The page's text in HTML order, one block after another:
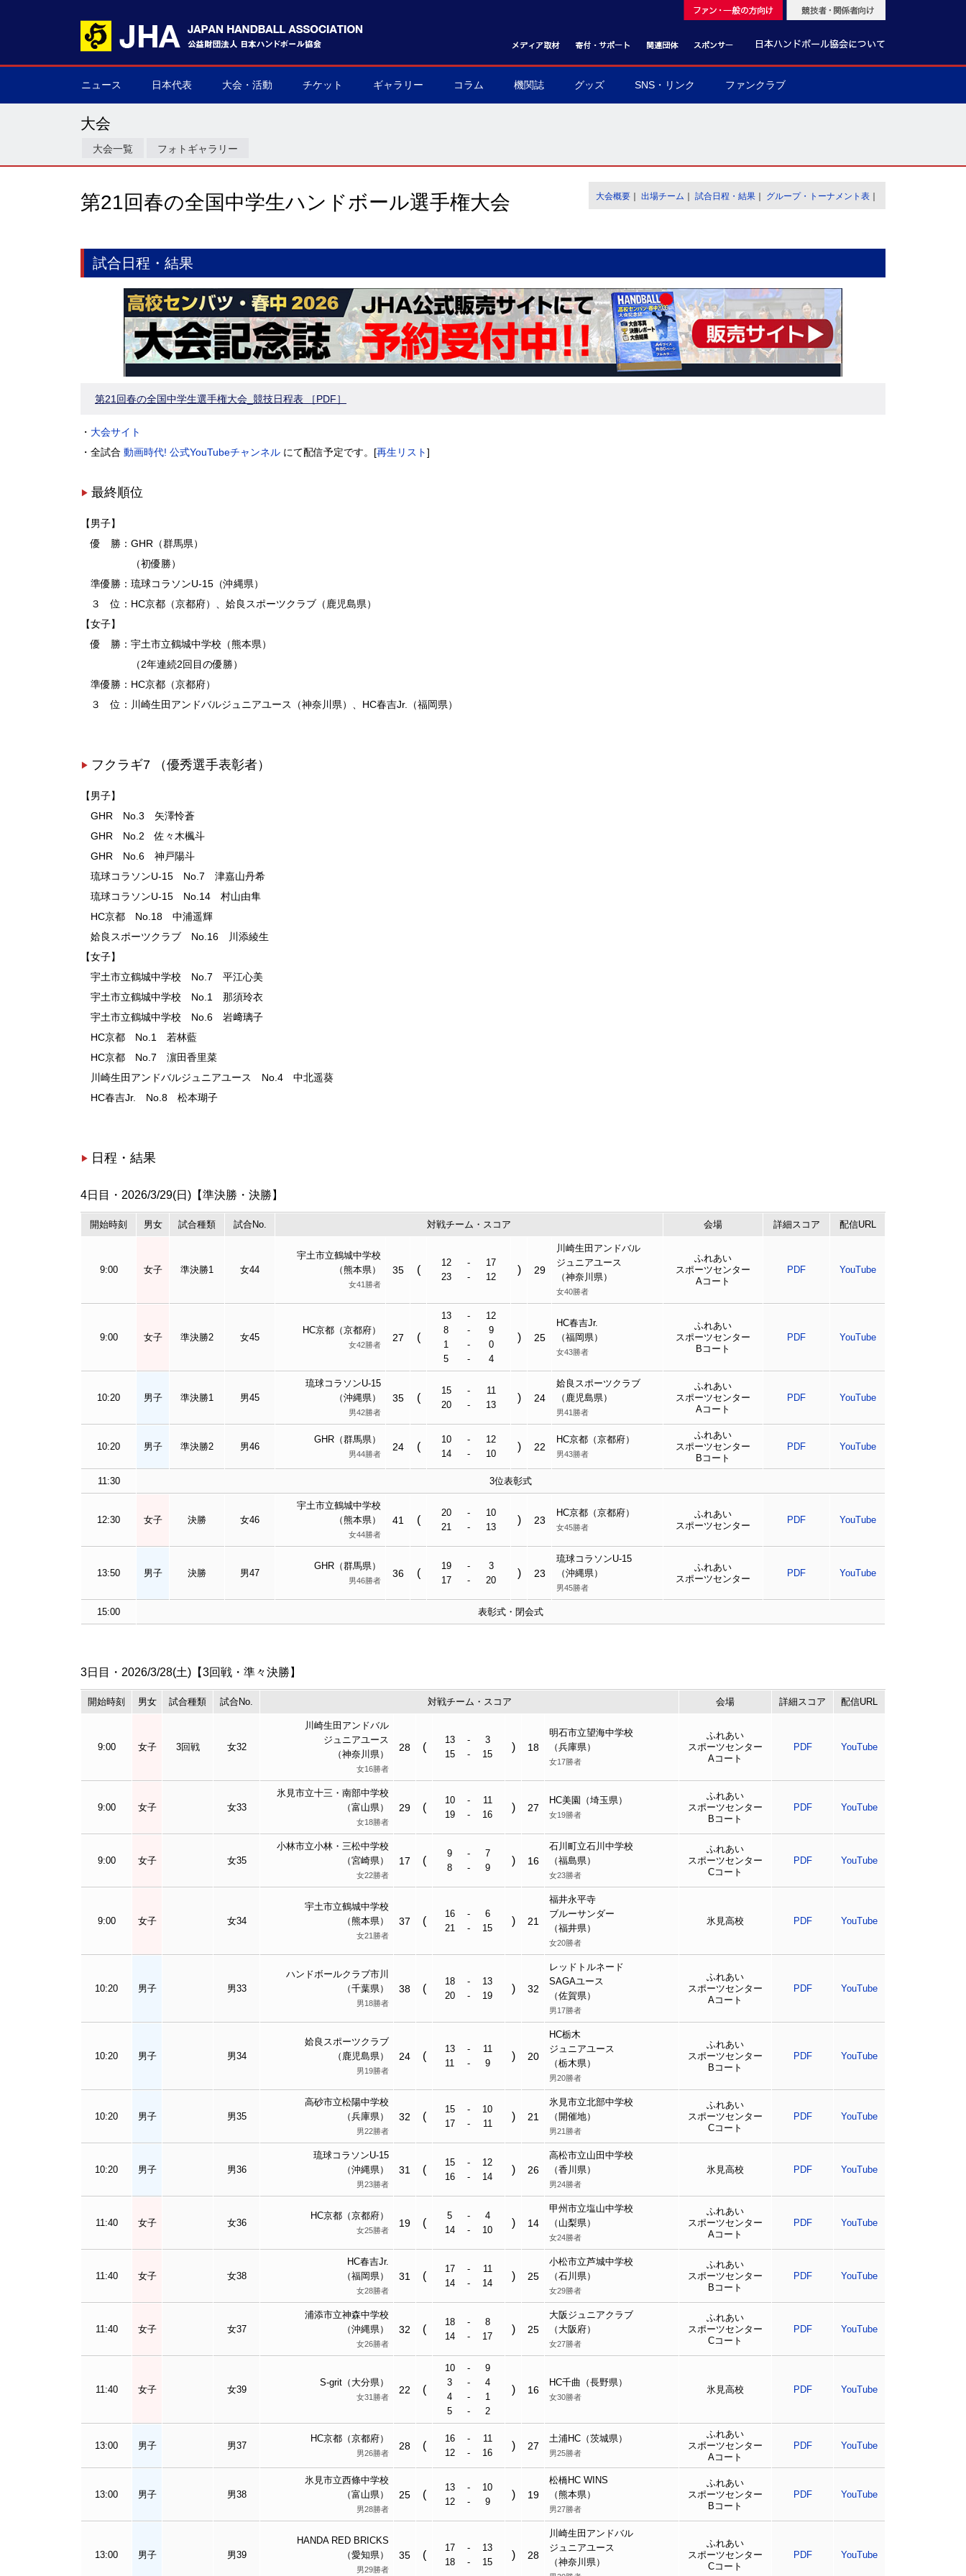
ニュース 日本代表 大会・活動 チケット ギャラリー コラム 機関誌 グッズ SNS・リンク ファンクラブ
大会
大会一覧 フォトギャラリー
大会概要 出場チーム 試合日程・結果 グループ・トーナメント表
第21回春の全国中学生ハンドボール選手権大会
試合日程・結果
第21回春の全国中学生選手権大会_競技日程表 ［PDF］
・ 大会サイト
・全試合 動画時代! 公式YouTubeチャンネル にて配信予定です。[再生リスト]
最終順位
【男子】
優 勝：GHR（群馬県）
（初優勝）
準優勝：琉球コラソンU-15（沖縄県）
３ 位：HC京都（京都府）、姶良スポーツクラブ（鹿児島県）
【女子】
優 勝：宇土市立鶴城中学校（熊本県）
（2年連続2回目の優勝）
準優勝：HC京都（京都府）
３ 位：川崎生田アンドバルジュニアユース（神奈川県）、HC春吉Jr.（福岡県）
フクラギ7 （優秀選手表彰者）
【男子】
GHR No.3 矢澤怜蒼
GHR No.2 佐々木楓斗
GHR No.6 神戸陽斗
琉球コラソンU-15 No.7 津嘉山丹希
琉球コラソンU-15 No.14 村山由隼
HC京都 No.18 中浦遥輝
姶良スポーツクラブ No.16 川添綾生
【女子】
宇土市立鶴城中学校 No.7 平江心美
宇土市立鶴城中学校 No.1 那須玲衣
宇土市立鶴城中学校 No.6 岩﨑璃子
HC京都 No.1 若林藍
HC京都 No.7 濵田香里菜
川崎生田アンドバルジュニアユース No.4 中北遥葵
HC春吉Jr. No.8 松本瑚子
日程・結果
4日目・2026/3/29(日)【準決勝・決勝】
開始時刻 男女 試合種類 試合No. 対戦チーム・スコア 会場 詳細 スコア 配信URL
9:00 女子 準決勝1 女44
宇土市立鶴城中学校
（熊本県）
女41勝者
35 (
12 -
17
23
- 12
) 29
川崎生田アンドバル
ジュニアユース
（神奈川県）
女40勝者
ふれあい
スポーツセンター
Aコート
PDF YouTube
9:00 女子 準決勝2 女45
HC京都（京都府）
女42勝者
27 (
13 -
12
8
-
9
1
-
0
5
- 4
) 25
HC春吉Jr.
（福岡県）
女43勝者
ふれあい
スポーツセンター
Bコート
PDF YouTube
10:20 男子 準決勝1 男45
琉球コラソンU-15
（沖縄県）
男42勝者
35 (
15 -
11
20
- 13
) 24
姶良スポーツクラブ
（鹿児島県）
男41勝者
ふれあい
スポーツセンター
Aコート
PDF YouTube
10:20 男子 準決勝2 男46
GHR（群馬県）
男44勝者
24 (
10 -
12
14
- 10
) 22
HC京都（京都府）
男43勝者
ふれあい
スポーツセンター
Bコート
PDF YouTube
11:30 3位表彰式
12:30 女子 決勝 女46
宇土市立鶴城中学校
（熊本県）
女44勝者
41 (
20 -
10
21
- 13
) 23
HC京都（京都府）
女45勝者
ふれあい
スポーツセンター
PDF YouTube
13:50 男子 決勝 男47
GHR（群馬県）
男46勝者
36 (
19 -
3
17
- 20
) 23
琉球コラソンU-15
（沖縄県）
男45勝者
ふれあい
スポーツセンター
PDF YouTube
15:00 表彰式・閉会式
3日目・2026/3/28(土)【3回戦・準々決勝】
開始時刻 男女 試合種類 試合No. 対戦チーム・スコア 会場 詳細 スコア 配信URL
9:00 女子 3回戦 女32
川崎生田アンドバル
ジュニアユース
（神奈川県）
女16勝者
28 (
13 -
3
15
- 15
) 18
明石市立望海中学校
（兵庫県）
女17勝者
ふれあい
スポーツセンター
Aコート
PDF YouTube
9:00 女子 女33
氷見 市立十三・南部中学校
（富山県）
女18勝者
29 (
10 -
11
19
- 16
) 27
HC美園（埼玉県）
女19勝者
ふれあい
スポーツセンター
Bコート
PDF YouTube
9:00 女子 女35
小林市立小林・三松中学校
（宮崎県）
女22勝者
17 (
9 -
7
8
- 9
) 16
石川町立石川中学校
（福島県）
女23勝者
ふれあい
スポーツセンター
Cコート
PDF YouTube
9:00 女子 女34
宇土市立鶴城中学校
（熊本県）
女21勝者
37 (
16 -
6
21
- 15
) 21
福井永平寺
ブルーサンダー
（福井県）
女20勝者
氷見高校 PDF YouTube
10:20 男子 男33
ハンドボールクラブ市川
（千葉県）
男18勝者
38 (
18 -
13
20
- 19
) 32
レッ ド トルネード
SAGAユース
（佐賀県）
男17勝者
ふれあい
スポーツセンター
Aコート
PDF YouTube
10:20 男子 男34
姶良スポーツクラブ
（鹿児島県）
男19勝者
24 (
13 -
11
11
- 9
) 20
HC栃木
ジュニアユース
（栃木県）
男20勝者
ふれあい
スポーツセンター
Bコート
PDF YouTube
10:20 男子 男35
高砂市立松陽中学校
（兵庫県）
男22勝者
32 (
15 -
10
17
- 11
) 21
氷見 市立北部中学校
（開催地）
男21勝者
ふれあい
スポーツセンター
Cコート
PDF YouTube
10:20 男子 男36
琉球コラソンU-15
（沖縄県）
男23勝者
31 (
15 -
12
16
- 14
) 26
高松市立山田中学校
（香川県）
男24勝者
氷見高校 PDF YouTube
11:40 女子 女36
HC京都（京都府）
女25勝者
19 (
5 -
4
14
- 10
) 14
甲州市立塩山中学校
（山梨県）
女24勝者
ふれあい
スポーツセンター
Aコート
PDF YouTube
11:40 女子 女38
HC春吉Jr.
（福岡県）
女28勝者
31 (
17 -
11
14
- 14
) 25
小松市立芦城中学校
（石川県）
女29勝者
ふれあい
スポーツセンター
Bコート
PDF YouTube
11:40 女子 女37
浦添市立神森中学校
（沖縄県）
女26勝者
32 (
18 -
8
14
- 17
) 25
大阪ジュニアクラブ
（大阪府）
女27勝者
ふれあい
スポーツセンター
Cコート
PDF YouTube
11:40 女子 女39
S-grit（大分県）
女31勝者
22 (
10 -
9
3
-
4
4
-
1
5
- 2
) 16
HC千曲（長野県）
女30勝者
氷見高校 PDF YouTube
13:00 男子 男37
HC京都（京都府）
男26勝者
28 (
16 -
11
12
- 16
) 27
土浦HC（茨城県）
男25勝者
ふれあい
スポーツセンター
Aコート
PDF YouTube
13:00 男子 男38
氷見 市立西條中学校
（富山県）
男28勝者
25 (
13 -
10
12
- 9
) 19
松橋HC WINS
（熊本県）
男27勝者
ふれあい
スポーツセンター
Bコート
PDF YouTube
13:00 男子 男39
HANDA RED BRICKS
（愛知県）
男29勝者
35 (
17 -
13
18
- 15
) 28
川崎生田アンドバル
ジュニアユース
（神奈川県）
ふれあい
スポーツセンター
Cコート
PDF YouTube